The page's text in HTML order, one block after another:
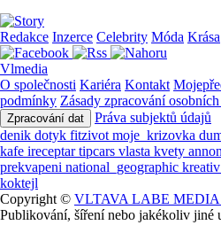
Redakce Inzerce Celebrity Móda Krása
Vlmedia
O společnosti Kariéra Kontakt
podmínky Zásady zpracování
Zpracování dat
Práva subjektů údajů
denik dotyk fitzivot moje_krizovka
kafe ireceptartipcars vlasta kvety
prekvapeni national_geographic kreativ
koktejl
Copyright © VLTAVA LABE MEDIA
Publikování, šíření nebo jakékoliv jiné